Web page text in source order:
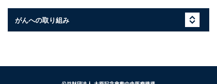
がんへの取り組み